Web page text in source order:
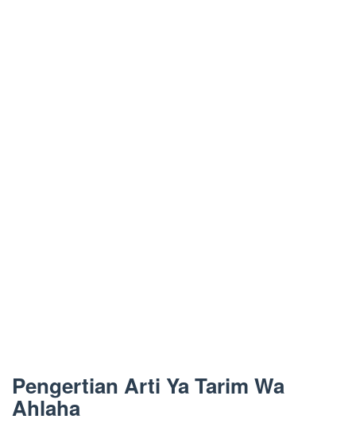
Pengertian Arti Ya Tarim Wa
Ahlaha